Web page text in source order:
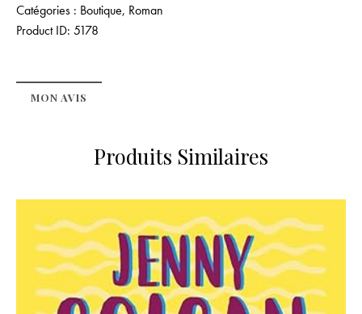
Catégories : Boutique, Roman
Product ID: 5178
MON AVIS
Produits Similaires